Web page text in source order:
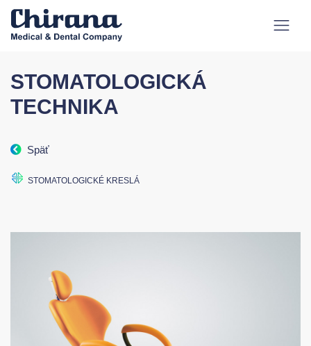
STOMATOLOGICKÁ
TECHNIKA
Späť
STOMATOLOGICKÉ KRESLÁ